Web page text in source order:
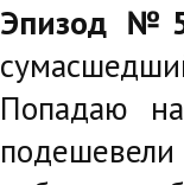
Эпизод
Попадаю